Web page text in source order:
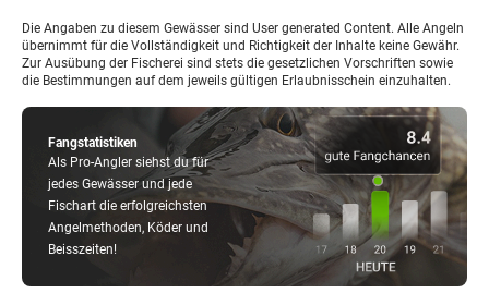
Fangstatistiken
Als Pro-Angler siehst du für
jedes Gewässer und jede
Fischart die erfolgreichsten
Angelmethoden, Köder und
Beisszeiten!
Die Angaben zu diesem Gewässer sind User generated Content. Alle Angeln
übernimmt für die Vollständigkeit und Richtigkeit der Inhalte keine Gewähr.
Zur Ausübung der Fischerei sind stets die gesetzlichen Vorschriften sowie
die Bestimmungen auf dem jeweils gültigen Erlaubnisschein einzuhalten.